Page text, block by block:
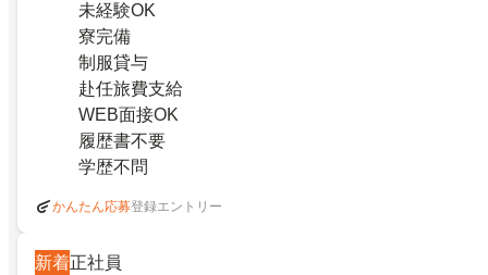
未経験OK
寮完備
制服貸与
赴任旅費支給
WEB面接OK
履歴書不要
学歴不問
かんたん応募登録エントリー
新着正社員